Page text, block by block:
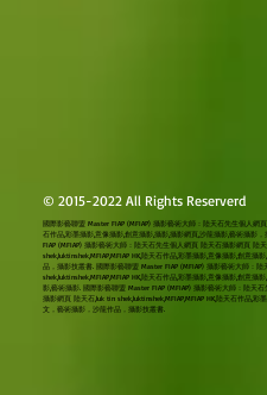
© 2015-2022 All Rights Reserverd
國際影藝聯盟 Master FIAP (MFIAP) 攝影藝術大師：陸天石先生個人網
石作品,彩墨攝影,意像攝影,創意攝影,攝影,攝影網頁,沙龍攝影,藝術攝影
FIAP (MFIAP) 攝影藝術大師：陸天石先生個人網頁 陸天石攝影網頁 陸
shek,luktinshek,MFIAP,MFIAP HK,陸天石作品,彩墨攝影,意像攝影,創意
品，攝影技叢書. 國際影藝聯盟 Master FIAP (MFIAP) 攝影藝術大師：
shek,luktinshek,MFIAP,MFIAP HK,陸天石作品,彩墨攝影,意像攝影,創意
影,藝術攝影. 國際影藝聯盟 Master FIAP (MFIAP) 攝影藝術大師：陸天
攝影網頁 陸天石,luk tin shek,luktinshek,MFIAP,MFIAP HK,陸天石作品,
文，藝術攝影，沙龍作品，攝影技叢書.